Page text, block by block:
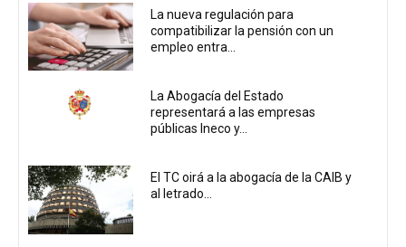
La nueva regulación para
compatibilizar la pensión con un
empleo entra...
La Abogacía del Estado
representará a las empresas
públicas Ineco y...
El TC oirá a la abogacía de la CAIB y
al letrado...